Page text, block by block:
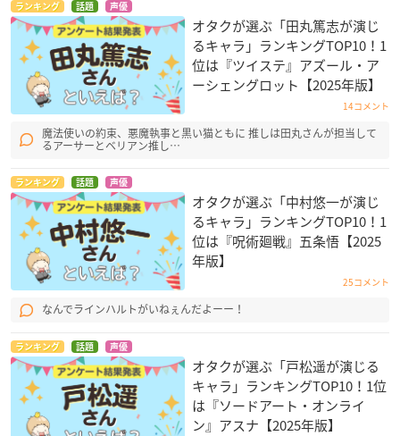
ランキング 話題 声優
オタクが選ぶ「田丸篤志が演じ
るキャラ」ランキングTOP10！1
位は『ツイステ』アズール・ア
ーシェングロット【2025年版】
14コメント
魔法使いの約束、悪魔執事と黒い猫ともに 推しは田丸さんが担当して
るアーサーとベリアン推し…
ランキング 話題 声優
オタクが選ぶ「中村悠一が演じ
るキャラ」ランキングTOP10！1
位は『呪術廻戦』五条悟【2025
年版】
25コメント
なんでラインハルトがいねぇんだよーー！
ランキング 話題 声優
オタクが選ぶ「戸松遥が演じる
キャラ」ランキングTOP10！1位
は『ソードアート・オンライ
ン』アスナ【2025年版】